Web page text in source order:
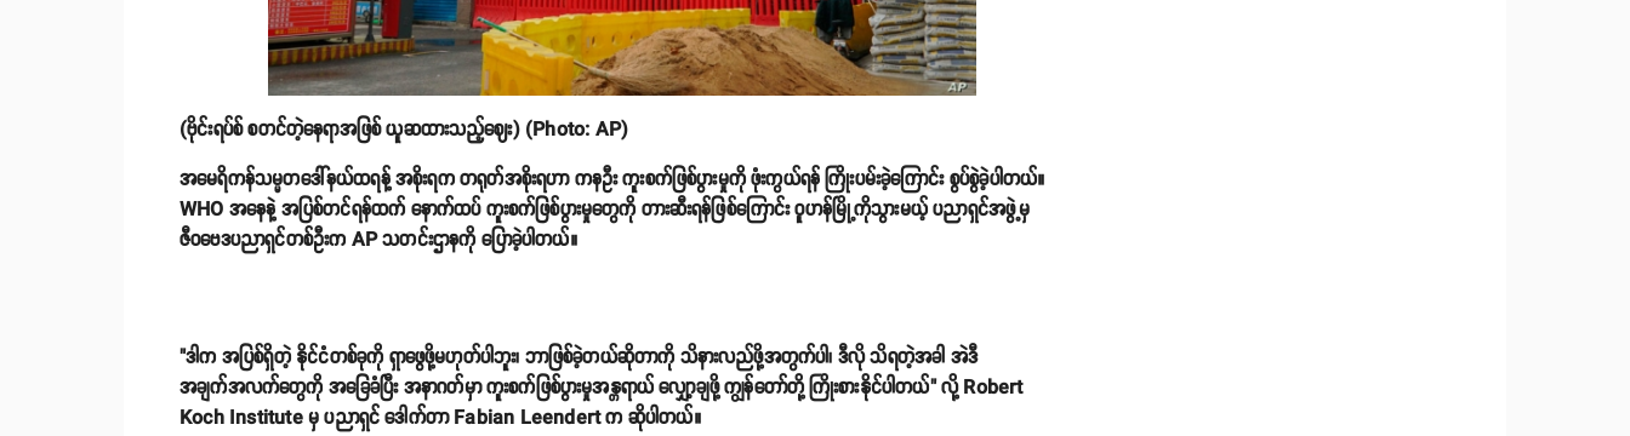
(ဗိုင်းရပ်စ် စတင်တဲ့နေရာအဖြစ် ယူဆထားသည့်ဈေး) (Photo: AP)
အမေရိကန်သမ္မတဒေါ်နယ်ထရန့် အစိုးရက တရုတ်အစိုးရဟာ ကနဦး ကူးစက်ဖြစ်ပွားမှုကို ဖုံးကွယ်ရန် ကြိုးပမ်းခဲ့ကြောင်း စွပ်စွဲခဲ့ပါတယ်။
WHO အနေနဲ့ အပြစ်တင်ရန်ထက် နောက်ထပ် ကူးစက်ဖြစ်ပွားမှုတွေကို တားဆီးရန်ဖြစ်ကြောင်း ဝူဟန်မြို့ကိုသွားမယ့် ပညာရှင်အဖွဲ့မှ
ဇီဝဗေဒပညာရှင်တစ်ဦးက AP သတင်းဌာနကို ပြောခဲ့ပါတယ်။
"ဒါက အပြစ်ရှိတဲ့ နိုင်ငံတစ်ခုကို ရှာဖွေဖို့မဟုတ်ပါဘူး၊ ဘာဖြစ်ခဲ့တယ်ဆိုတာကို သိနားလည်ဖို့အတွက်ပါ၊ ဒီလို သိရတဲ့အခါ အဲဒီ
အချက်အလက်တွေကို အခြေခံပြီး အနာဂတ်မှာ ကူးစက်ဖြစ်ပွားမှုအန္တရာယ် လျှော့ချဖို့ ကျွန်တော်တို့ ကြိုးစားနိုင်ပါတယ်" လို့ Robert
Koch Institute မှ ပညာရှင် ဒေါက်တာ Fabian Leendert က ဆိုပါတယ်။